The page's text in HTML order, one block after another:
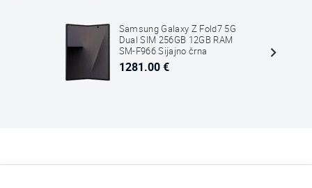
Samsung Galaxy Z Fold7 5G
Dual SIM 256GB 12GB RAM
SM-F966 Sijajno črna
1281.00 €